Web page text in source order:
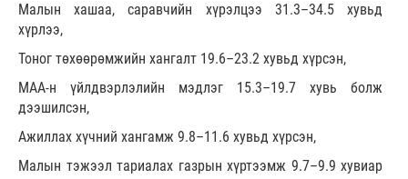
Малын хашаа, саравчийн хүрэлцээ 31.3–34.5 хувьд
хүрлээ,
Тоног төхөөрөмжийн хангалт 19.6–23.2 хувьд хүрсэн,
МАА-н үйлдвэрлэлийн мэдлэг 15.3–19.7 хувь болж
дээшилсэн,
Ажиллах хүчний хангамж 9.8–11.6 хувьд хүрсэн,
Малын тэжээл тариалах газрын хүртээмж 9.7–9.9 хувиар